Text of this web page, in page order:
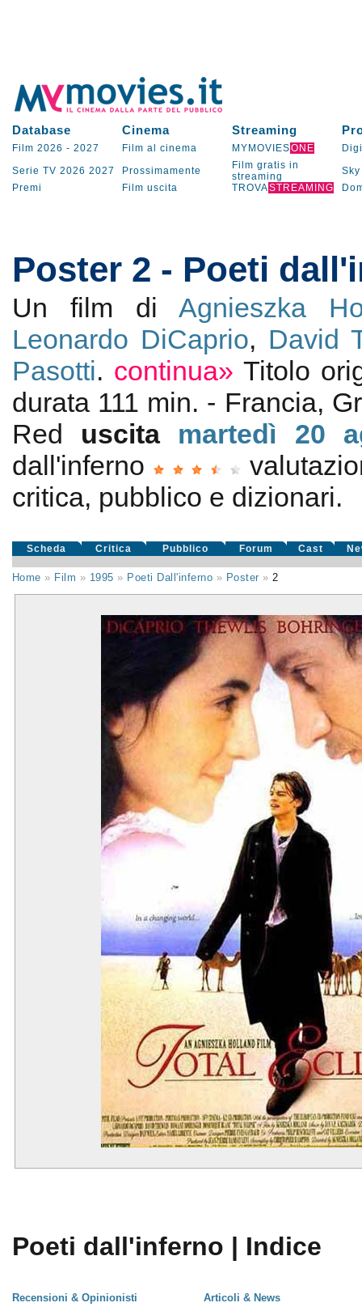
Database Cinema Streaming
Film 2026 - 2027 Film al cinema MYMOVIESONE
Serie TV 2026 2027 Prossimamente
Film gratis in
streaming
Sky
Premi
Film uscita TROVASTREAMING
Poster 2 - Poeti
Un film diAgnieszka
Leonardo DiCaprio, David
Pasotti. continua» Titolo
durata 111 min. - Francia,
Red uscita martedì 20
dall'inferno
critica, pubblico e dizionari.
Scheda Critica Pubblico Forum Cast
Home » Film » 1995 » Poeti Dall'inferno » Poster »2
Poeti dall'inferno | Indice
Recensioni & Opinionisti
Articoli & News